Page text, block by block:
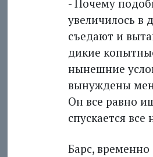
- Почему
увеличилось в
съедают и
дикие
нынешние
вынуждены
Он все равно
спускается
Барс,